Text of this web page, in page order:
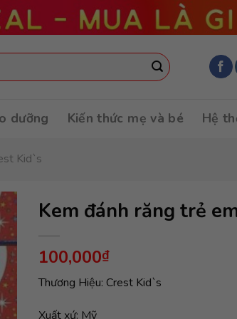
dưỡng Kiến thức mẹ và bé Hệ
Kid`s
Kem đánh răng trẻ
100,000₫
Thương Hiệu: Crest Kid`s
Xuất xứ: Mỹ